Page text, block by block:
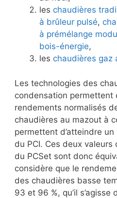
les chaudières
à brûleur pulsé,
à prémélange
bois-énergie,
les chaudières gaz
Les technologies des
condensation permettent
rendements normalisés
chaudières au mazout à
permettent d’atteindre
du PCI. Ces deux
du PCSet sont donc
considère que le
des chaudières basse
93 et 96 %, qu’il